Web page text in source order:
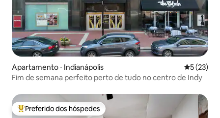
Apartamento ⋅ Indianápolis 5 de uma
5 (23)
Fim de semana perfeito perto de tudo no centro de Indy
Entre os melhores preferidos dos hóspedes
Preferido dos hóspedes